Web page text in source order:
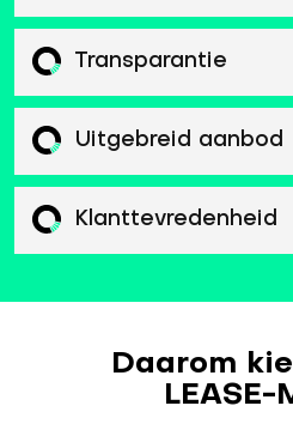
Transparantie
Uitgebreid aanbod
Klanttevredenheid
Daarom
LEASE-